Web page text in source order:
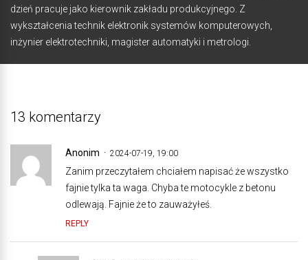
dzień pracuje jako kierownik zakładu produkcyjnego. Z
wykształcenia technik elektronik systemów komputerowych,
inżynier elektrotechniki, magister automatyki i metrologi.
13 komentarzy
Anonim 2024-07-19, 19:00
Zanim przeczytałem chciałem napisać że wszystko
fajnie tylka ta waga. Chyba te motocykle z betonu
odlewają. Fajnie że to zauważyłeś.
REPLY